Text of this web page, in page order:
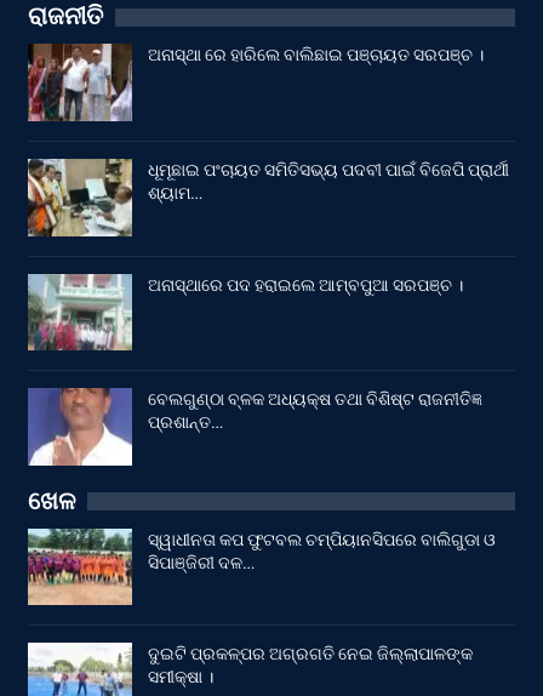
ରାଜନୀତି
ଅନାସ୍ଥା ରେ ହାରିଲେ ବାଲିଛାଇ ପଞ୍ଚାୟତ ସରପଞ୍ଚ ।
ଧୂମୂଛାଇ ପଂଚାୟତ ସମିତିସଭ୍ୟ ପଦବୀ ପାଇଁ ବିଜେପି ପ୍ରାର୍ଥୀ
ଶ୍ୟାମ…
ଅନାସ୍ଥାରେ ପଦ ହରାଇଲେ ଆମ୍ବପୁଆ ସରପଞ୍ଚ ।
ବେଲଗୁଣ୍ଠା ବ୍ଳକ ଅଧ୍ୟକ୍ଷ ତଥା ବିଶିଷ୍ଟ ରାଜନୀତିଜ୍ଞ
ପ୍ରଶାନ୍ତ…
ଖେଳ
ସ୍ୱାଧୀନତା କପ ଫୁଟବଲ ଚମ୍ପିୟାନସିପରେ ବାଲିଗୁଡା ଓ
ସିପାଞ୍ଜିରୀ ଦଳ…
ଦୁଇଟି ପ୍ରକଳ୍ପର ଅଗ୍ରଗତି ନେଇ ଜିଲ୍ଲାପାଳଙ୍କ
ସମୀକ୍ଷା ।